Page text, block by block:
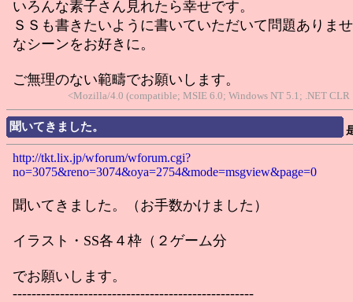
いろんな素子さん見れたら幸せです。
ＳＳも書きたいように書いていただいて問題ありま
なシーンをお好きに。
ご無理のない範疇でお願いします。
<Mozilla/4.0 (compatible; MSIE 6.0; Windows NT 5.1; .NET
聞いてきました。
http://tkt.lix.jp/wforum/wforum.cgi?
no=3075&reno=3074&oya=2754&mode=msgview&page=0
聞いてきました。（お手数かけました）
イラスト・SS各４枠（２ゲーム分
でお願いします。
---------------------------------------------------